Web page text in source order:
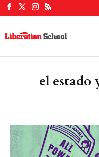
el estado